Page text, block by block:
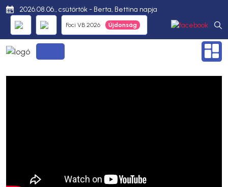
2026.08.06., csütörtök - Berta, Bettina napja
Foci VB 2026